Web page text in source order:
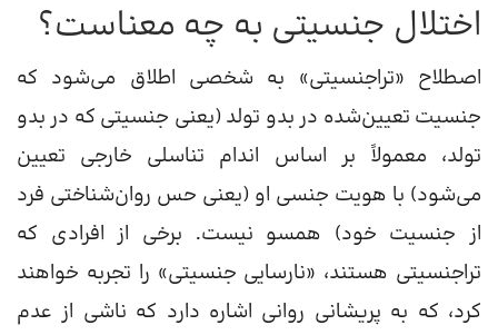
اختلال جنسیتی به چه معناست؟
اصطلاح «تراجنسیتی» به شخصی اطلاق می‌شود که
جنسیت تعیین‌شده در بدو تولد (یعنی جنسیتی که در بدو
تولد، معمولاً بر اساس اندام تناسلی خارجی تعیین
می‌شود) با هویت جنسی او (یعنی حس روان‌شناختی فرد
از جنسیت خود) همسو نیست. برخی از افرادی که
تراجنسیتی هستند، «نارسایی جنسیتی» را تجربه خواهند
کرد، که به پریشانی روانی اشاره دارد که ناشی از عدم